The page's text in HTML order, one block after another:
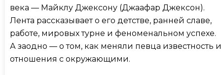
века — Майклу Джексону (Джаафар Джексон).
Лента рассказывает о его детстве, ранней славе,
работе, мировых турне и феноменальном успехе.
А заодно — о том, как меняли певца известность и
отношения с окружающими.